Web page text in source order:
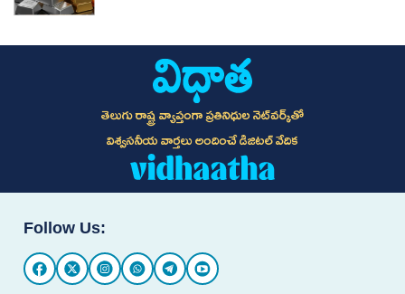
తెలుగు రాష్ట్ర వ్యాప్తంగా ప్రతినిధుల నెట్‌వర్క్‌తో
విశ్వసనీయ వార్తలు అందించే డిజిటల్ వేదిక
Follow Us: